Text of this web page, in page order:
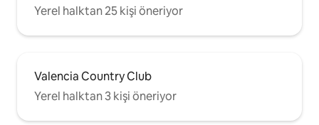
Yerel halktan 25 kişi öneriyor
Valencia Country Club
Yerel halktan 3 kişi öneriyor